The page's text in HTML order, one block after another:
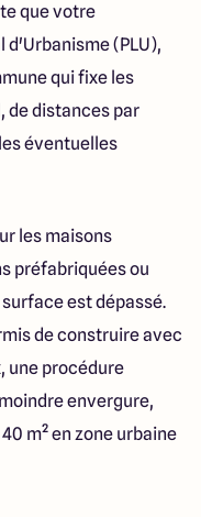
que votre
(PLU),
qui fixe les
de distances par
éventuelles
les maisons
préfabriquées ou
est dépassé.
de construire avec
une procédure
envergure,
m² en zone urbaine